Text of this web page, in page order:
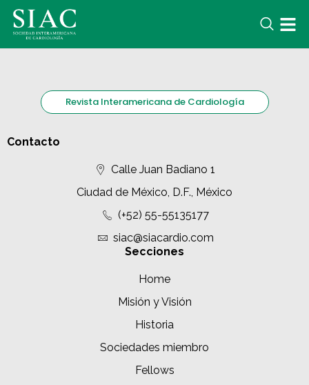
Revista Interamericana de Cardiología
Contacto
Calle Juan Badiano 1
Ciudad de México, D.F., México
(+52) 55-55135177
siac@siacardio.com
Secciones
Home
Misión y Visión
Historia
Sociedades miembro
Fellows